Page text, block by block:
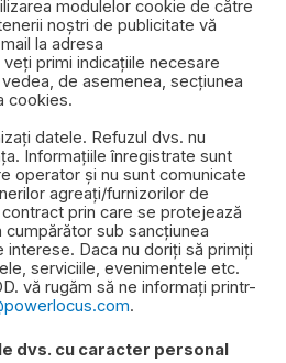
modulelor cookie de către
noștri de publicitate vă
la adresa
veți primi indicațiile necesare
de asemenea, secțiunea
cookies.
datele. Refuzul dvs. nu
Informațiile înregistrate sunt
operator și nu sunt comunicate
agreați/furnizorilor de
prin care se protejează
sub sancțiunea
interese. Daca nu doriți să primiți
serviciile, evenimentele etc.
vă rugăm să ne informați printr-
.
dvs. cu caracter personal